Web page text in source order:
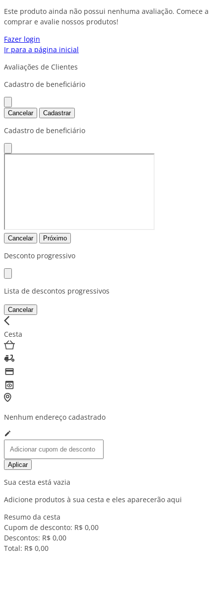
Este produto ainda não possui nenhuma avaliação. Comece a
comprar e avalie nossos produtos!
Fazer login
Ir para a página inicial
Avaliações de Clientes
Cadastro de beneficiário
Cancelar Cadastrar
Cadastro de beneficiário
Cancelar Próximo
Desconto progressivo
Lista de descontos progressivos
Cancelar
Cesta
Nenhum endereço cadastrado
Aplicar
Sua cesta está vazia
Adicione produtos à sua cesta e eles aparecerão aqui
Resumo da cesta
Cupom de desconto: R$ 0,00
Descontos: R$ 0,00
Total: R$ 0,00